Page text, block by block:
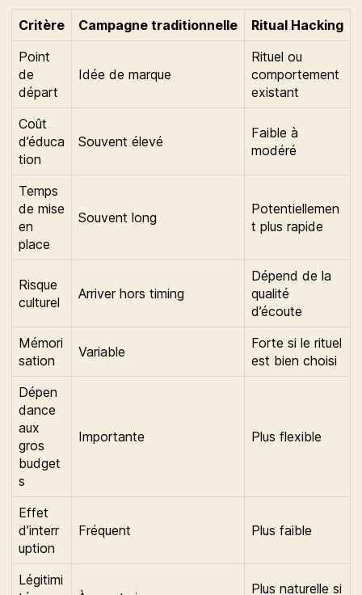
Critère Campagne traditionnelle
Ritual Hacking
Point
de
départ
Idée de marque
Rituel ou
comportement
existant
Coût
d’éduca
tion
Souvent élevé
Faible à
modéré
Temps
de mise
en
place
Souvent long
Potentiellemen
t plus rapide
Risque
culturel
Arriver hors timing
Dépend de la
qualité
d’écoute
Mémori
sation
Variable
Forte si le rituel
est bien choisi
Dépen
dance
aux
gros
budget
s
Importante Plus flexible
Effet
d’interr
uption
Fréquent Plus faible
Légitimi
Plus naturelle si